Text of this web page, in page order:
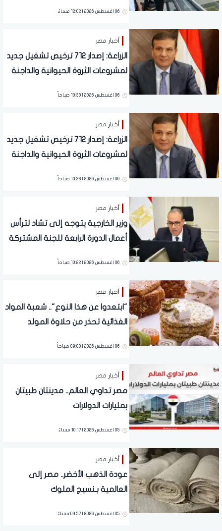
06 اغسطس 2026 | 12:02 مساءً
أخبار مصر
الزراعة: إصدار 712 ترخيص تشغيل جديد
لمشروعات الثروة الحيوانية والداجنة
06 اغسطس 2026 | 10:33 صباحاً
أخبار مصر
الزراعة: إصدار 712 ترخيص تشغيل جديد
لمشروعات الثروة الحيوانية والداجنة
06 اغسطس 2026 | 10:33 صباحاً
أخبار مصر
وزير الخارجية يتوجه إلى تشاد لترأس
أعمال الدورة الرابعة للجنة المشتركة
06 اغسطس 2026 | 10:22 صباحاً
أخبار مصر
"ابتعدوا عن هذا النوع".. شعبة المواد
الغذائية تحذر من حلاوة المولد
06 اغسطس 2026 | 09:00 صباحاً
أخبار مصر
مصر تداوي العالم.. مدينتان طبيتان
بمليارات الدولارات
05 اغسطس 2026 | 10:17 مساءً
أخبار مصر
عودة الذهب الأخضر.. مصر إلى
العالمية بـنسيج الملوك
05 اغسطس 2026 | 09:57 مساءً